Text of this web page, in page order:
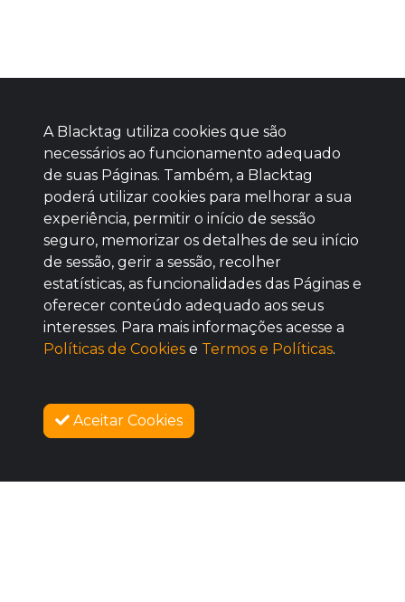
Baixe agora nosso app
SOBRE NÓS
A Blacktag utiliza cookies que são
necessários ao funcionamento adequado
de suas Páginas. Também, a Blacktag
poderá utilizar cookies para melhorar a sua
experiência, permitir o início de sessão
seguro, memorizar os detalhes de seu início
de sessão, gerir a sessão, recolher
estatísticas, as funcionalidades das Páginas e
oferecer conteúdo adequado aos seus
interesses. Para mais informações acesse a
Políticas de Cookies e Termos e Políticas.
Aceitar Cookies